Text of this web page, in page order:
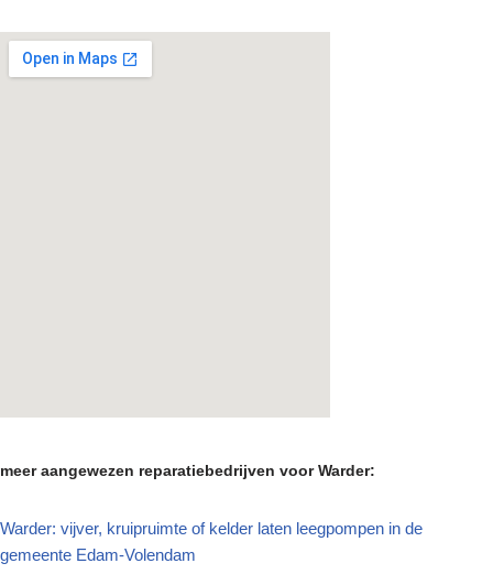
meer aangewezen reparatiebedrijven voor Warder:
Warder: vijver, kruipruimte of kelder laten leegpompen in de
gemeente Edam-Volendam